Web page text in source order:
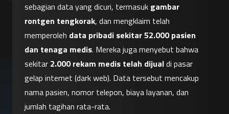
sebagian data yang dicuri, termasuk gambar
rontgen tengkorak, dan mengklaim telah
memperoleh data pribadi sekitar 52.000 pasien
dan tenaga medis. Mereka juga menyebut bahwa
sekitar 2.000 rekam medis telah dijual di pasar
gelap internet (dark web). Data tersebut mencakup
nama pasien, nomor telepon, biaya layanan, dan
jumlah tagihan rata-rata.